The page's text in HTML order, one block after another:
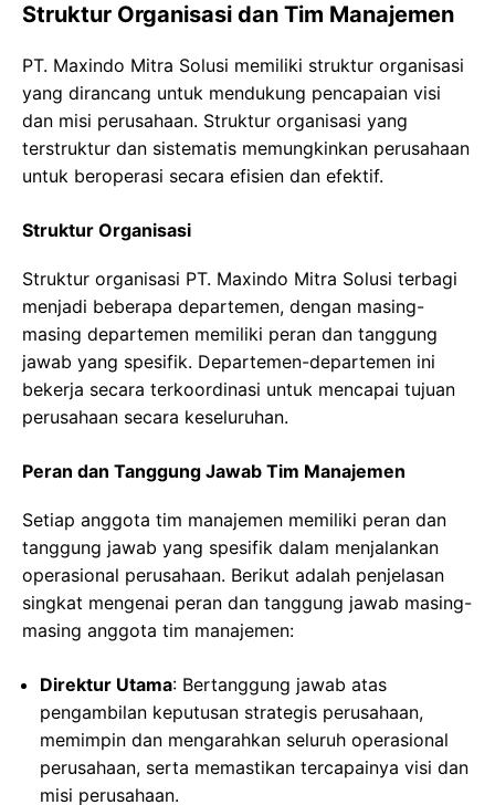
Struktur Organisasi dan Tim Manajemen
PT. Maxindo Mitra Solusi memiliki struktur organisasi
yang dirancang untuk mendukung pencapaian visi
dan misi perusahaan. Struktur organisasi yang
terstruktur dan sistematis memungkinkan perusahaan
untuk beroperasi secara efisien dan efektif.
Struktur Organisasi
Struktur organisasi PT. Maxindo Mitra Solusi terbagi
menjadi beberapa departemen, dengan masing-
masing departemen memiliki peran dan tanggung
jawab yang spesifik. Departemen-departemen ini
bekerja secara terkoordinasi untuk mencapai tujuan
perusahaan secara keseluruhan.
Peran dan Tanggung Jawab Tim Manajemen
Setiap anggota tim manajemen memiliki peran dan
tanggung jawab yang spesifik dalam menjalankan
operasional perusahaan. Berikut adalah penjelasan
singkat mengenai peran dan tanggung jawab masing-
masing anggota tim manajemen:
Direktur Utama: Bertanggung jawab atas
pengambilan keputusan strategis perusahaan,
memimpin dan mengarahkan seluruh operasional
perusahaan, serta memastikan tercapainya visi dan
misi perusahaan.